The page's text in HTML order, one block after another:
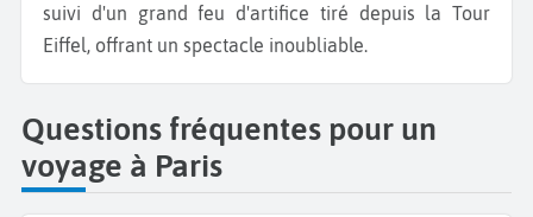
suivi d'un grand feu d'artifice tiré depuis la Tour
Eiffel, offrant un spectacle inoubliable.
Questions fréquentes pour un
voyage à Paris